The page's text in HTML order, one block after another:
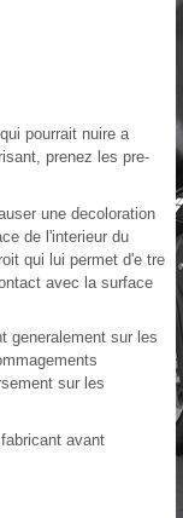
pourrait nuire a
prenez les pre-
une decoloration
de l'interieur du
qui lui permet d'e tre
avec la surface
generalement sur les
sur les
avant